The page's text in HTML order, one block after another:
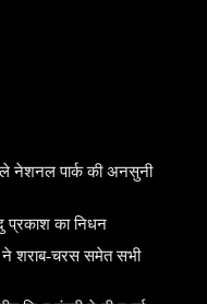
नेशनल पार्क की अनसुनी
प्रकाश का निधन
ने शराब-चरस समेत सभी